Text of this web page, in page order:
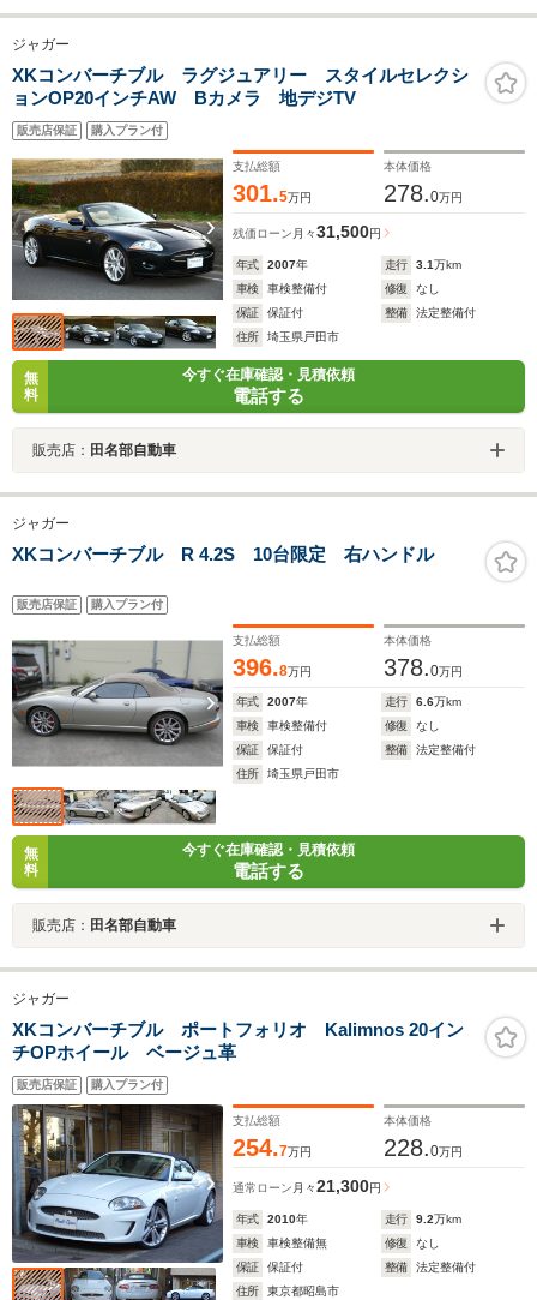
ジャガー
XKコンバーチブル ラグジュアリー スタイルセレクシ
ョンOP20インチAW Bカメラ 地デジTV
販売店保証 購入プラン付
支払総額
301.5万円
本体価格
278.0万円
残価ローン 月々31,500円
年式 2007年 走行 3.1万km
車検
車検整備付 修復
なし
保証
保証付 整備
法定整備付
住所
埼玉県戸田市
無
料
今すぐ在庫確認・見積依頼
電話する
販売店： 田名部自動車
ジャガー
XKコンバーチブル R 4.2S 10台限定 右ハンドル
販売店保証 購入プラン付
支払総額
396.8万円
本体価格
378.0万円
年式 2007年 走行 6.6万km
車検
車検整備付 修復
なし
保証
保証付 整備
法定整備付
住所
埼玉県戸田市
無
料
今すぐ在庫確認・見積依頼
電話する
販売店： 田名部自動車
ジャガー
XKコンバーチブル ポートフォリオ Kalimnos 20イン
チOPホイール ベージュ革
販売店保証 購入プラン付
支払総額
254.7万円
本体価格
228.0万円
通常ローン 月々21,300円
年式 2010年 走行 9.2万km
車検
車検整備無 修復
なし
保証
保証付 整備
法定整備付
住所
東京都昭島市